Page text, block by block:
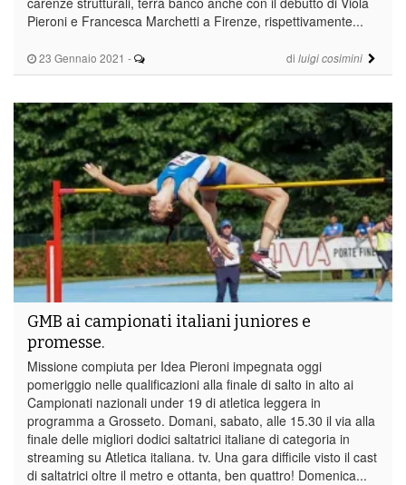
23 Gennaio 2021 - di luigi cosimini
Pieroni e Francesca Marchetti a Firenze, rispettivamente...
GMB ai campionati italiani juniores e
promesse.
Missione compiuta per Idea Pieroni impegnata oggi
pomeriggio nelle qualificazioni alla finale di salto in alto ai
Campionati nazionali under 19 di atletica leggera in
programma a Grosseto. Domani, sabato, alle 15.30 il via alla
finale delle migliori dodici saltatrici italiane di categoria in
streaming su Atletica italiana. tv. Una gara difficile visto il cast
di saltatrici oltre il metro e ottanta, ben quattro! Domenica...